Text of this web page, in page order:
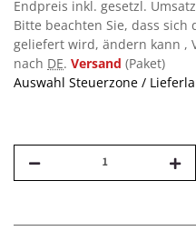
Endpreis inkl. gesetzl.
Bitte beachten Sie, dass sich
geliefert wird, ändern kann ,
nach DE. Versand (Paket)
Auswahl Steuerzone /